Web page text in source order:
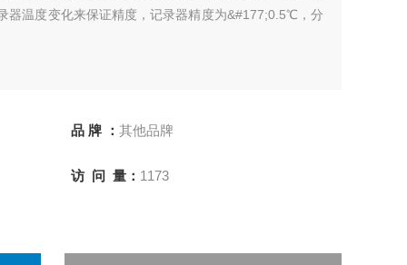
录器温度变化来保证精度，记录器精度为&#177;0.5℃，分
品 牌 ： 其他品牌
访 问 量： 1173